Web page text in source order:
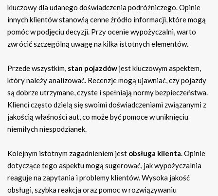
kluczowy dla udanego doświadczenia podróżniczego. Opinie
innych klientów stanowią cenne źródło informacji, które mogą
pomóc w podjęciu decyzji. Przy ocenie wypożyczalni, warto
zwrócić szczególną uwagę na kilka istotnych elementów.
Przede wszystkim, stan pojazdów jest kluczowym aspektem,
który należy analizować. Recenzje mogą ujawniać, czy pojazdy
są dobrze utrzymane, czyste i spełniają normy bezpieczeństwa.
Klienci często dzielą się swoimi doświadczeniami związanymi z
jakością właśności aut, co może być pomoce w uniknięciu
niemiłych niespodzianek.
Kolejnym istotnym zagadnieniem jest obsługa klienta. Opinie
dotyczące tego aspektu mogą sugerować, jak wypożyczalnia
reaguje na zapytania i problemy klientów. Wysoka jakość
obsługi, szybka reakcja oraz pomoc w rozwiązywaniu